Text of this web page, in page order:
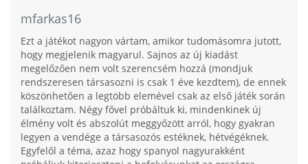
mfarkas16
Ezt a játékot nagyon vártam, amikor tudomásomra jutott,
hogy megjelenik magyarul. Sajnos az új kiadást
megelőzően nem volt szerencsém hozzá (mondjuk
rendszeresen társasozni is csak 1 éve kezdtem), de ennek
köszönhetően a legtöbb elemével csak az első játék során
találkoztam. Négy fővel próbáltuk ki, mindenkinek új
élmény volt és abszolút meggyőzött arról, hogy gyakran
legyen a vendége a társasozós estéknek, hétvégéknek.
Egyfelől a téma, azaz hogy spanyol nagyurakként